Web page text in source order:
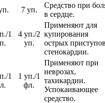
7 уп.
Средство при
в сердце.
1
4 уп./2
уп.
Применяют для
купирования
острых
стенокардии.
1
1 уп./1
фл.
Применяют при
неврозах,
тахикардии.
Успокаивающее
средство.